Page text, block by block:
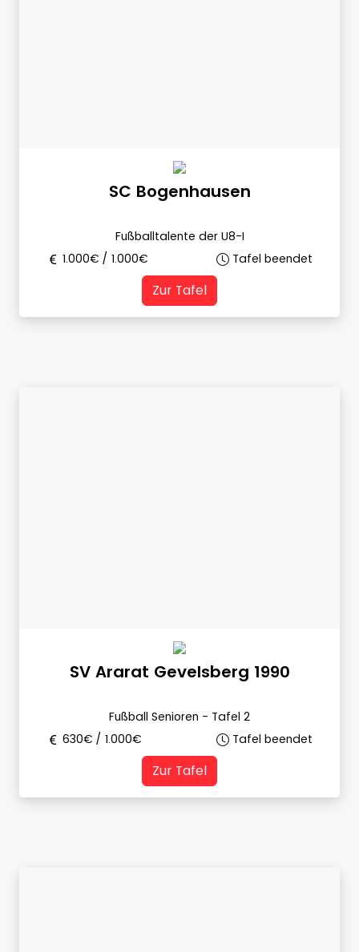
SC Bogenhausen
Fußballtalente der U8-I
1.000€ / 1.000€ Tafel beendet
Zur Tafel
SV Ararat Gevelsberg 1990
Fußball Senioren - Tafel 2
630€ / 1.000€ Tafel beendet
Zur Tafel